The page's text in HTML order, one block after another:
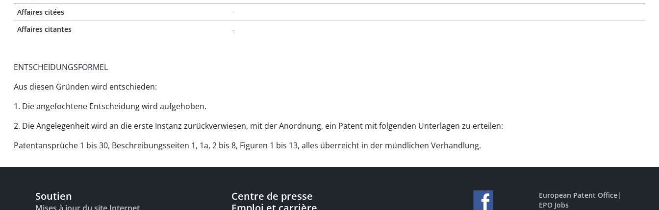
Affaires citées
-
Affaires citantes
-
ENTSCHEIDUNGSFORMEL
Aus diesen Gründen wird entschieden:
1. Die angefochtene Entscheidung wird aufgehoben.
2. Die Angelegenheit wird an die erste Instanz zurückverwiesen, mit der Anordnung, ein Patent mit folgenden Unterlagen zu erteilen:
Patentansprüche 1 bis 30, Beschreibungsseiten 1, 1a, 2 bis 8, Figuren 1 bis 13, alles überreicht in der mündlichen Verhandlung.
Soutien
Centre de presse
European Patent Office|
EPO Jobs